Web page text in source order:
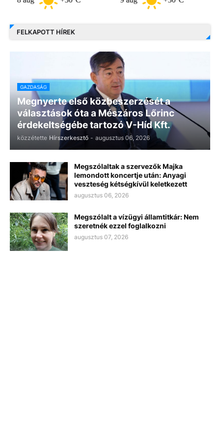
FELKAPOTT HÍREK
GAZDASÁG
Megnyerte első közbeszerzését a
választások óta a Mészáros Lőrinc
érdekeltségébe tartozó V-Híd Kft.
közzétette Hírszerkesztő - augusztus 06, 2026
Megszólaltak a szervezők Majka
lemondott koncertje után: Anyagi
veszteség kétségkívül keletkezett
augusztus 06, 2026
Megszólalt a vízügyi államtitkár: Nem
szeretnék ezzel foglalkozni
augusztus 07, 2026